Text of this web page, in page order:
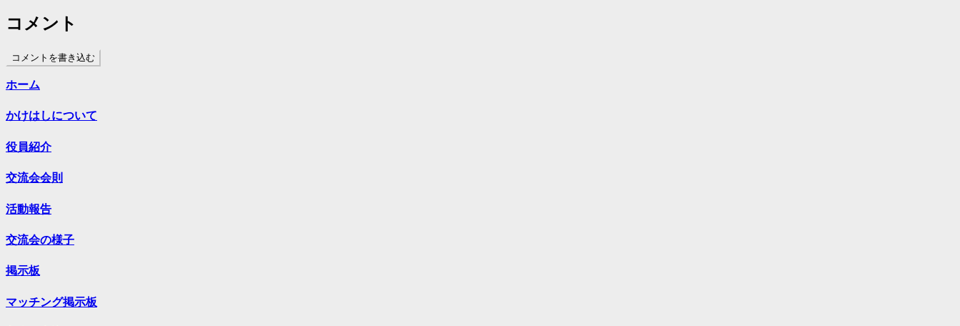
コメント
コメントを書き込む
ホーム
かけはしについて
役員紹介
交流会会則
活動報告
交流会の様子
掲示板
マッチング掲示板